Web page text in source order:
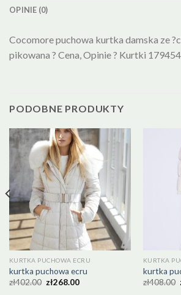
OPINIE (0)
Cocomore puchowa kurtka damska ze
pikowana ? Cena, Opinie ? Kurtki
PODOBNE PRODUKTY
KURTKA PUCHOWA ECRU
kurtka puchowa ecru
zł402.00 zł268.00
KURTKA
kurtka
zł408.00